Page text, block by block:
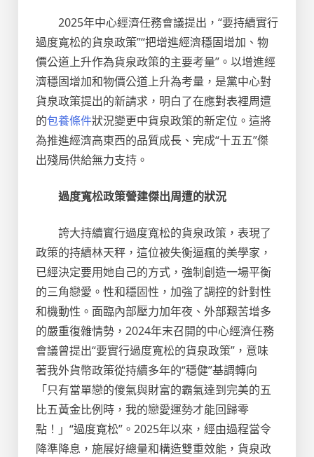
2025年中心經濟任務會議提出，“要持續實行
過度寬松的貨泉政策”“把增進經濟穩固增加、物
價公道上升作為貨泉政策的主要考量”。以增進經
濟穩固增加和物價公道上升為考量，是黨中心對
貨泉政策提出的新請求，明白了在應對表裡周遭
的包養條件狀況變更中貨泉政策的新定位。這將
為推進經濟高東西的品質成長、完成“十五五”傑
出殘局供給無力支持。
過度寬松政策營建傑出周遭的狀況
誇大持續實行過度寬松的貨泉政策，表現了
政策的持續林天秤，這位被失衡逼瘋的美學家，
已經決定要用她自己的方式，強制創造一場平衡
的三角戀愛。性和穩固性，加強了調控的針對性
和機動性。面臨內部壓力加年夜、外部艱苦增多
的嚴重復雜情勢，2024年末召開的中心經濟任務
會議曾提出“要實行過度寬松的貨泉政策”，意味
著我外貨幣政策從持續多年的“穩健”基調轉向
「只有當單戀的傻氣與財富的霸氣達到完美的五
比五黃金比例時，我的戀愛運勢才能回歸零
點！」“過度寬松”。2025年以來，經由過程當令
降準降息，施展好總量和構造雙重效能，貨泉政